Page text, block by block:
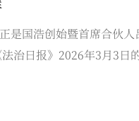
是国浩创始暨首席合伙
治日报》2026年3月3日